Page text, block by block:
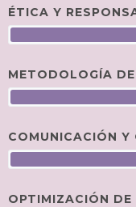
ÉTICA Y
METODOLOGÍA
COMUNICACIÓN Y
OPTIMIZACIÓN DE